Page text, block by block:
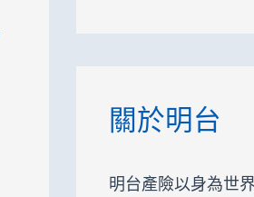
關於明台
明台產險以身為世